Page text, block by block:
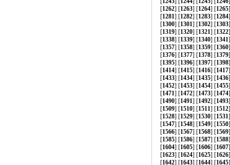
[1262] [1263] [1264] [1265
[1281] [1282] [1283] [1284
[1300] [1301] [1302] [1303
[1319] [1320] [1321] [1322
[1338] [1339] [1340] [1341
[1357] [1358] [1359] [1360
[1376] [1377] [1378] [1379
[1395] [1396] [1397] [1398
[1414] [1415] [1416] [1417
[1433] [1434] [1435] [1436
[1452] [1453] [1454] [1455
[1471] [1472] [1473] [1474
[1490] [1491] [1492] [1493
[1509] [1510] [1511] [1512
[1528] [1529] [1530] [1531
[1547] [1548] [1549] [1550
[1566] [1567] [1568] [1569
[1585] [1586] [1587] [1588
[1604] [1605] [1606] [1607
[1623] [1624] [1625] [1626
[1642] [1643] [1644] [1645